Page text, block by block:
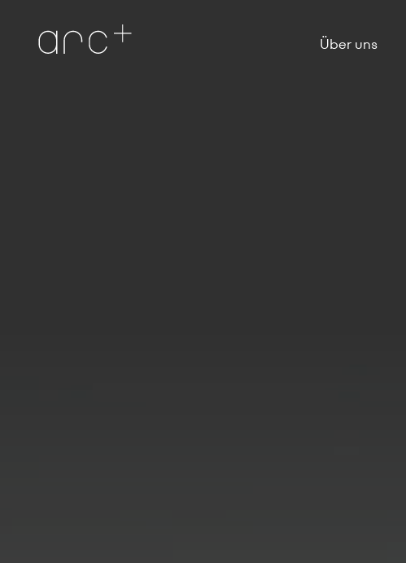
Über uns